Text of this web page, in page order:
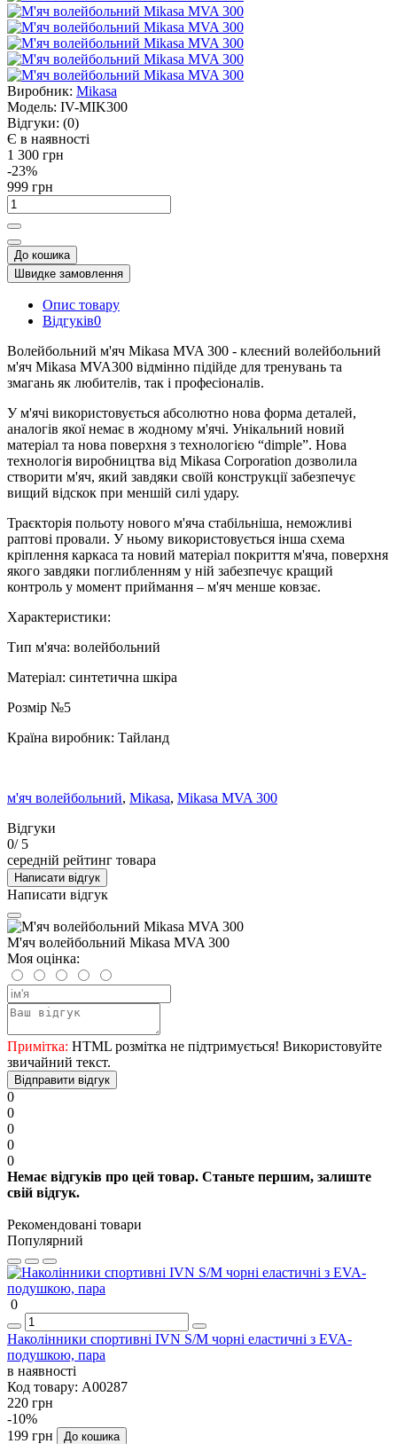
Виробник: Mikasa
Модель: IV-MIK300
Відгуки: (0)
Є в наявності
1 300 грн
-23%
999 грн
До кошика
Швидке замовлення
Опис товару
Відгуків0
Волейбольний м'яч Mikasa MVA 300 - клеєний волейбольний
м'яч Mikasa MVA300 відмінно підійде для тренувань та
змагань як любителів, так і професіоналів.
У м'ячі використовується абсолютно нова форма деталей,
аналогів якої немає в жодному м'ячі. Унікальний новий
матеріал та нова поверхня з технологією “dimple”. Нова
технологія виробництва від Mikasa Corporation дозволила
створити м'яч, який завдяки своїй конструкції забезпечує
вищий відскок при меншій силі удару.
Траєкторія польоту нового м'яча стабільніша, неможливі
раптові провали. У ньому використовується інша схема
кріплення каркаса та новий матеріал покриття м'яча, поверхня
якого завдяки поглибленням у ній забезпечує кращий
контроль у момент приймання – м'яч менше ковзає.
Характеристики:
Тип м'яча: волейбольний
Матеріал: синтетична шкіра
Розмір №5
Країна виробник: Тайланд
м'яч волейбольний, Mikasa, Mikasa MVA 300
Відгуки
0/ 5
середній рейтинг товара
Написати відгук
Написати відгук
М'яч волейбольний Mikasa MVA 300
Моя оцінка:
Примітка: HTML розмітка не підтримується! Використовуйте
звичайний текст.
Відправити відгук
0
0
0
0
0
Немає відгуків про цей товар. Станьте першим, залиште
свій відгук.
Рекомендовані товари
Популярний
0
Наколінники спортивні IVN S/M чорні еластичні з EVA-
подушкою, пара
в наявності
Код товару: А00287
220 грн
-10%
199 грн
До кошика